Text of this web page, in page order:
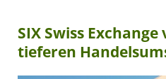
SIX Swiss
tieferen